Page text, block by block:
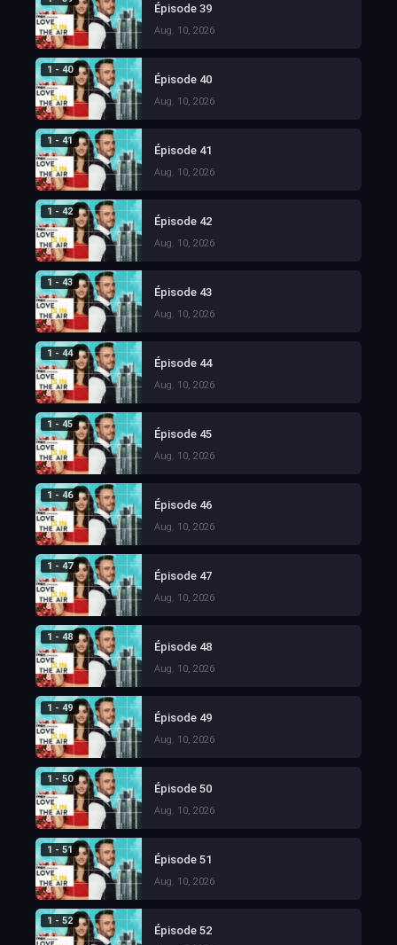
Épisode 39
Aug. 10, 2026
1 - 40
Épisode 40
Aug. 10, 2026
1 - 41
Épisode 41
Aug. 10, 2026
1 - 42
Épisode 42
Aug. 10, 2026
1 - 43
Épisode 43
Aug. 10, 2026
1 - 44
Épisode 44
Aug. 10, 2026
1 - 45
Épisode 45
Aug. 10, 2026
1 - 46
Épisode 46
Aug. 10, 2026
1 - 47
Épisode 47
Aug. 10, 2026
1 - 48
Épisode 48
Aug. 10, 2026
1 - 49
Épisode 49
Aug. 10, 2026
1 - 50
Épisode 50
Aug. 10, 2026
1 - 51
Épisode 51
Aug. 10, 2026
1 - 52
Épisode 52